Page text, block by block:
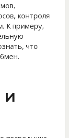
контроля
К примеру,
что
и